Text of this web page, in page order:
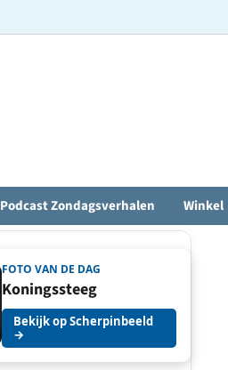
Podcast Zondagsverhalen Winkel
FOTO VAN DE DAG
Koningssteeg
Bekijk op Scherpinbeeld
→